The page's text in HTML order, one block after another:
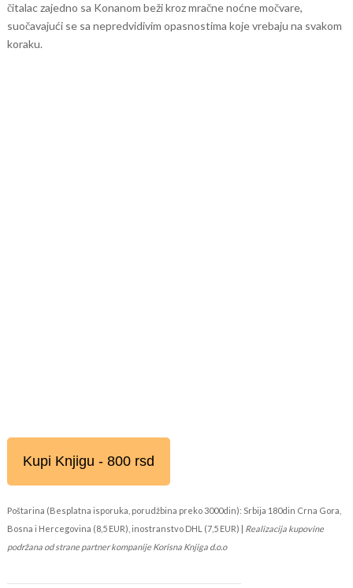
čitalac zajedno sa Konanom beži kroz mračne noćne močvare,
suočavajući se sa nepredvidivim opasnostima koje vrebaju na svakom
koraku.
Kupi Knjigu - 800 rsd
Poštarina (Besplatna isporuka, porudžbina preko 3000din): Srbija 180din Crna Gora,
Bosna i Hercegovina (8,5 EUR), inostranstvo DHL (7,5 EUR) | Realizacija kupovine
podržana od strane partner kompanije Korisna Knjiga d.o.o